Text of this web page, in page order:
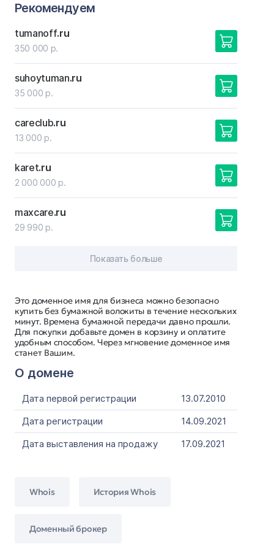
Это доменное имя для бизнеса можно безопасно
купить без бумажной волокиты в течение нескольких
минут. Времена бумажной передачи давно прошли.
Для покупки добавьте домен в корзину и оплатите
удобным способом. Через мгновение доменное имя
станет Вашим.
О домене
Дата первой регистрации
13.07.2010
Дата регистрации
14.09.2021
Дата выставления на продажу
17.09.2021
Whois История Whois
Доменный брокер
Рекомендуем
tumanoff.ru
350 000 р.
suhoytuman.ru
35 000 р.
careclub.ru
13 000 р.
karet.ru
2 000 000 р.
maxcare.ru
29 990 р.
Показать больше